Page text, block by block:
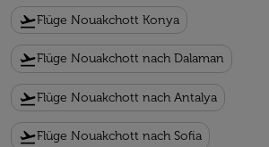
flight_takeoffFlüge Nouakchott Konya
flight_takeoffFlüge Nouakchott nach Dalaman
flight_takeoffFlüge Nouakchott nach Antalya
flight_takeoffFlüge Nouakchott nach Sofia